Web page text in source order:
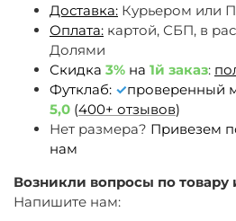
Доставка: Курьером или
Оплата: картой, СБП, в
Долями
Скидка 3% на 1й заказ:
Футклаб: ✓проверенный
5,0 (400+ отзывов)
Нет размера? Привезем
нам
Возникли вопросы по товару
Напишите нам: